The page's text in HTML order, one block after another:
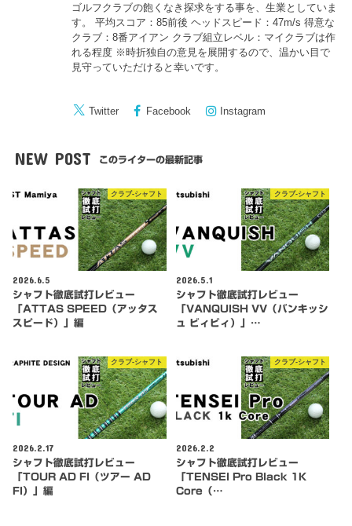
ゴルフクラブの飽くなき探求をする事を、生業としていま
す。 平均スコア：85前後 ヘッドスピード：47m/s 得意な
クラブ：8番アイアン クラブ組立レベル：マイクラブは作
れる程度 ※時折独自の意見を展開するので、温かい目で
見守っていただけると幸いです。
Twitter Facebook Instagram
NEW POST このライターの最新記事
クラブ-シャフト
2026.6.5
シャフト徹底試打レビュー
「ATTAS SPEED（アッタス
スピード）」編
クラブ-シャフト
2026.5.1
シャフト徹底試打レビュー
「VANQUISH VV（バンキッシ
ュ ビィビィ）」…
クラブ-シャフト
2026.2.17
シャフト徹底試打レビュー
「TOUR AD FI（ツアー AD
FI）」編
クラブ-シャフト
2026.2.2
シャフト徹底試打レビュー
「TENSEI Pro Black 1K
Core（…